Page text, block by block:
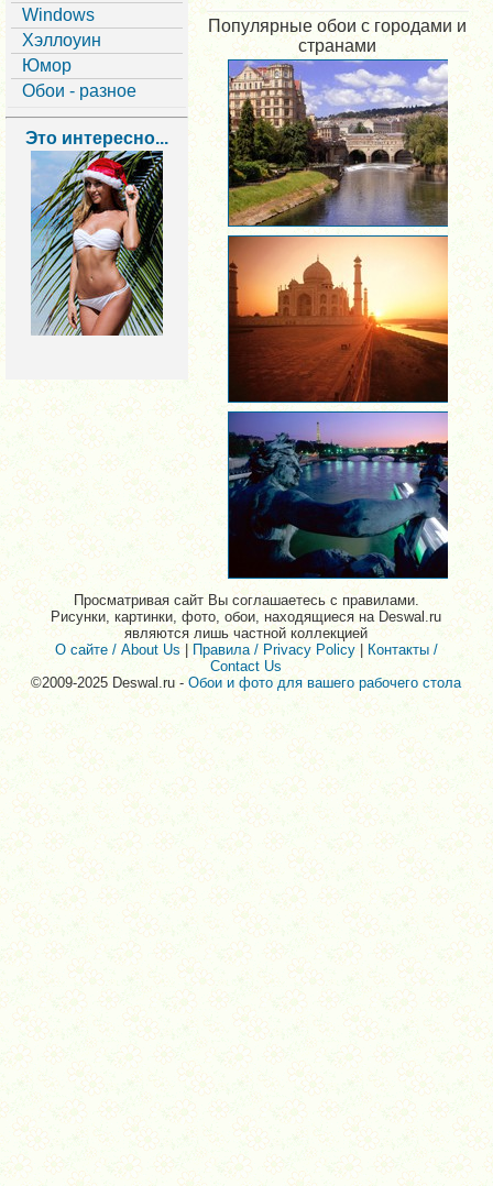
Windows
Хэллоуин
Юмор
Обои - разное
Это интересно...
Популярные обои с городами и
странами
Просматривая сайт Вы соглашаетесь с правилами.
Рисунки, картинки, фото, обои, находящиеся на Deswal.ru
являются лишь частной коллекцией
О сайте / About Us|Правила / Privacy Policy
Контакты /
Contact Us
©2009-2025 Deswal.ru -Обои и фото для вашего рабочего стола